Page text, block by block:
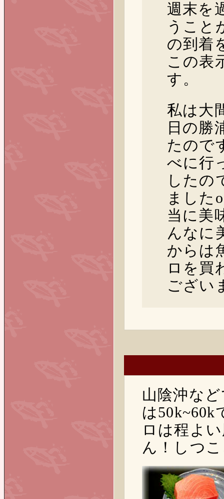
週末を
うこと
の到着
この表
す。
私は大
日の勝
たので
べに行
したの
ました
当に美
んなに
からは
ロを買
ござい
山陰沖な
は50k~60k
ロは程よ
ん！しつ